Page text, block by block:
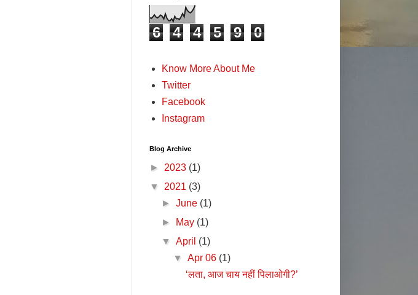
6 4 4 5 9 0
Know More About Me
Twitter
Facebook
Instagram
Blog Archive
► 2023 (1)
▼ 2021 (3)
►June (1)
►
May (1)
▼April (1)
▼Apr 06 (1)
‘लता, आज चाय नहीं पिलाओगी?’